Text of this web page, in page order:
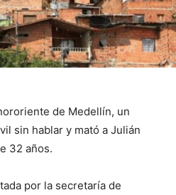
de Medellín, un
sin hablar y mató a Julián
32 años.
por la secretaría de